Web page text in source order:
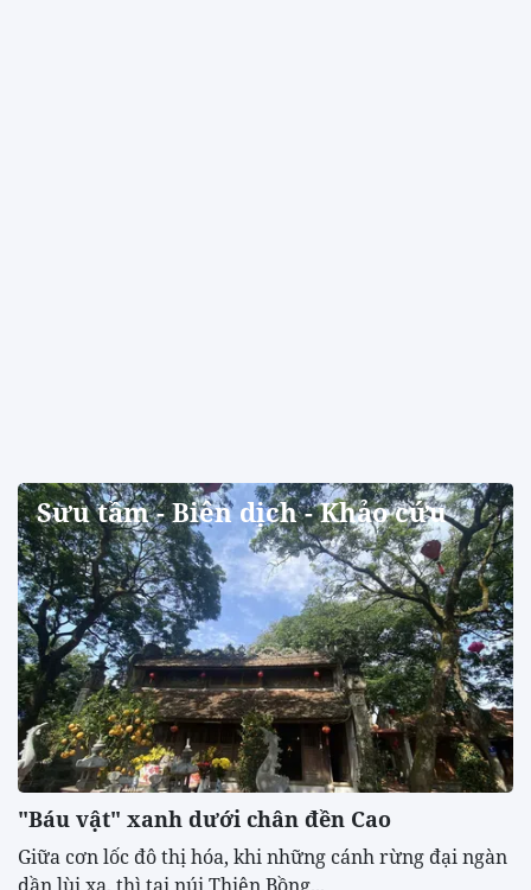
Sưu tầm - Biên dịch - Khảo cứu
"Báu vật" xanh dưới chân đền Cao
​Giữa cơn lốc đô thị hóa, khi những cánh rừng đại ngàn